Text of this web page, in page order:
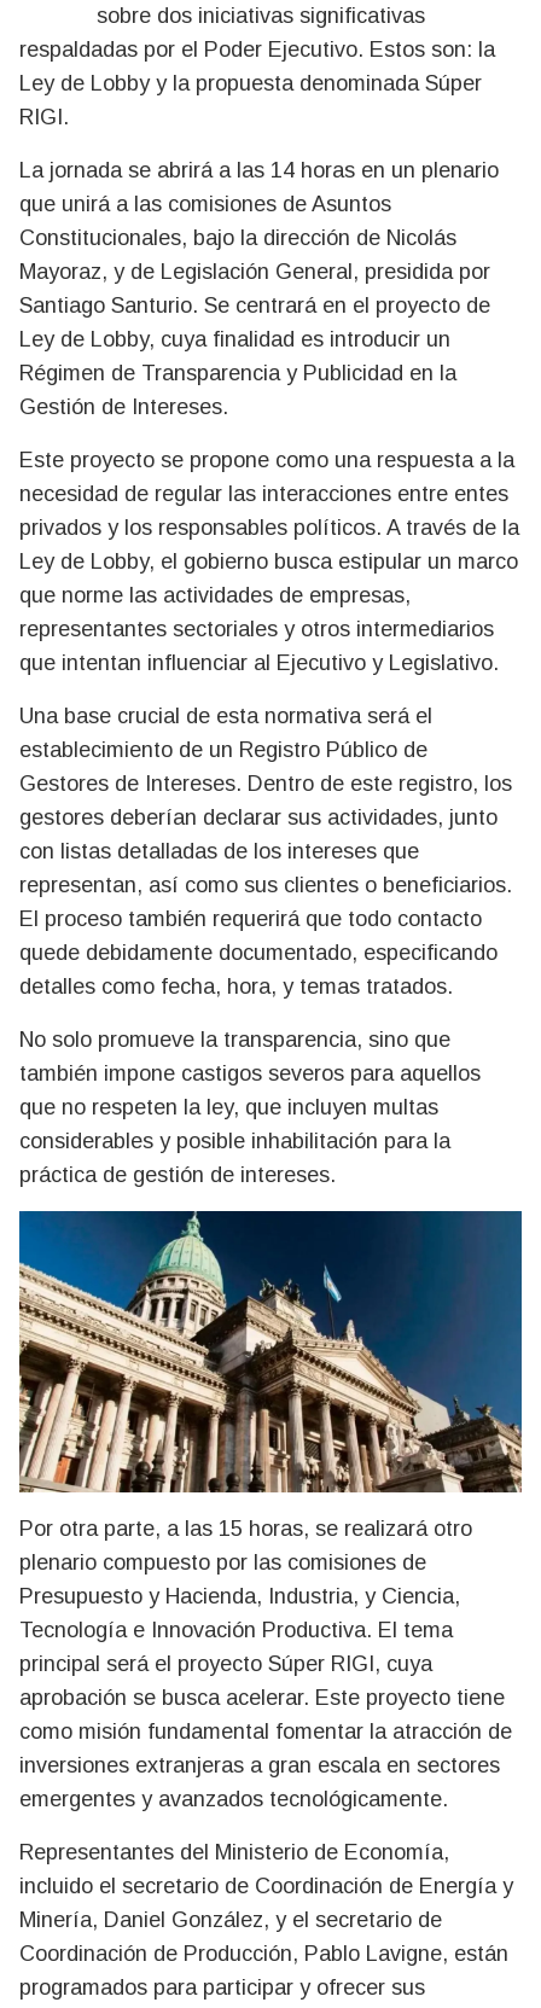
sobre dos iniciativas significativas
respaldadas por el Poder Ejecutivo. Estos son: la
Ley de Lobby y la propuesta denominada Súper
RIGI.
La jornada se abrirá a las 14 horas en un plenario
que unirá a las comisiones de Asuntos
Constitucionales, bajo la dirección de Nicolás
Mayoraz, y de Legislación General, presidida por
Santiago Santurio. Se centrará en el proyecto de
Ley de Lobby, cuya finalidad es introducir un
Régimen de Transparencia y Publicidad en la
Gestión de Intereses.
Este proyecto se propone como una respuesta a la
necesidad de regular las interacciones entre entes
privados y los responsables políticos. A través de la
Ley de Lobby, el gobierno busca estipular un marco
que norme las actividades de empresas,
representantes sectoriales y otros intermediarios
que intentan influenciar al Ejecutivo y Legislativo.
Una base crucial de esta normativa será el
establecimiento de un Registro Público de
Gestores de Intereses. Dentro de este registro, los
gestores deberían declarar sus actividades, junto
con listas detalladas de los intereses que
representan, así como sus clientes o beneficiarios.
El proceso también requerirá que todo contacto
quede debidamente documentado, especificando
detalles como fecha, hora, y temas tratados.
No solo promueve la transparencia, sino que
también impone castigos severos para aquellos
que no respeten la ley, que incluyen multas
considerables y posible inhabilitación para la
práctica de gestión de intereses.
Por otra parte, a las 15 horas, se realizará otro
plenario compuesto por las comisiones de
Presupuesto y Hacienda, Industria, y Ciencia,
Tecnología e Innovación Productiva. El tema
principal será el proyecto Súper RIGI, cuya
aprobación se busca acelerar. Este proyecto tiene
como misión fundamental fomentar la atracción de
inversiones extranjeras a gran escala en sectores
emergentes y avanzados tecnológicamente.
Representantes del Ministerio de Economía,
incluido el secretario de Coordinación de Energía y
Minería, Daniel González, y el secretario de
Coordinación de Producción, Pablo Lavigne, están
programados para participar y ofrecer sus